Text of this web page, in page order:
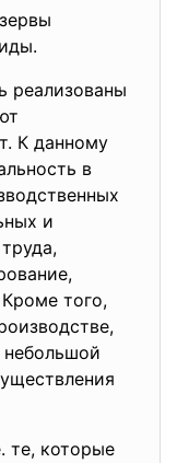
реализованы
К данному
в
и
того,
те, которые